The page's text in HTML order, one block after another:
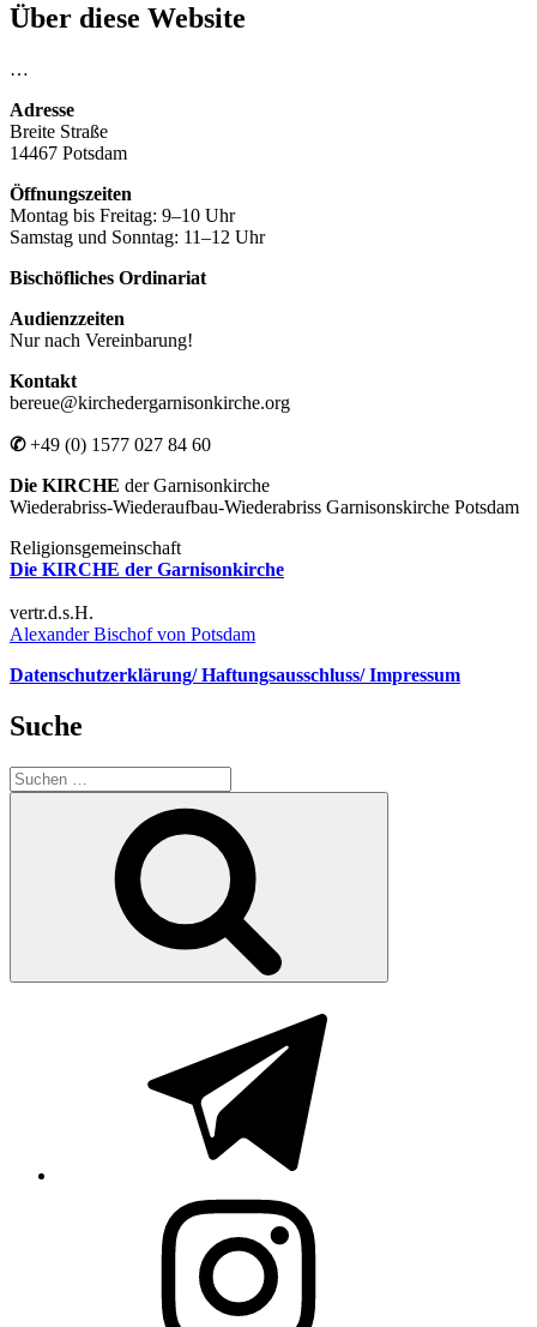
Über diese Website
…
Adresse
Breite Straße
14467 Potsdam
Öffnungszeiten
Montag bis Freitag: 9–10 Uhr
Samstag und Sonntag: 11–12 Uhr
Bischöfliches Ordinariat
Audienzzeiten
Nur nach Vereinbarung!
Kontakt
bereue@kirchedergarnisonkirche.org
✆+49 (0) 1577 027 84 60
Die KIRCHE der Garnisonkirche
Wiederabriss-Wiederaufbau-Wiederabriss Garnisonskirche Potsdam
Religionsgemeinschaft
Die KIRCHE der Garnisonkirche
vertr.d.s.H.
Alexander Bischof von Potsdam
Datenschutzerklärung/ Haftungsausschluss/ Impressum
Suche
Suchen
nach: